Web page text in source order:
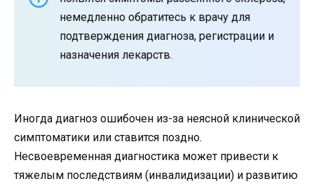
немедленно обратитесь к врачу для
подтверждения диагноза, регистрации и
назначения лекарств.
Иногда диагноз ошибочен из-за неясной клинической
симптоматики или ставится поздно.
Несвоевременная диагностика может привести к
тяжелым последствиям (инвалидизации) и развитию